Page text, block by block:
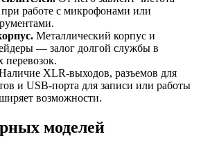
при работе с микрофонами или
Металлический корпус и
— залог долгой службы в
перевозок.
XLR-выходов, разъемов для
и USB-порта для записи или работы
возможности.
моделей